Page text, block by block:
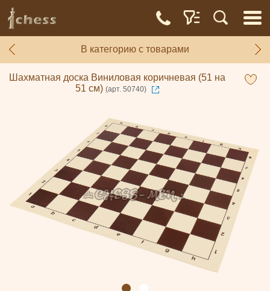
В категорию с товарами
Шахматная доска Виниловая коричневая (51 на
51 см) (арт. 50740)